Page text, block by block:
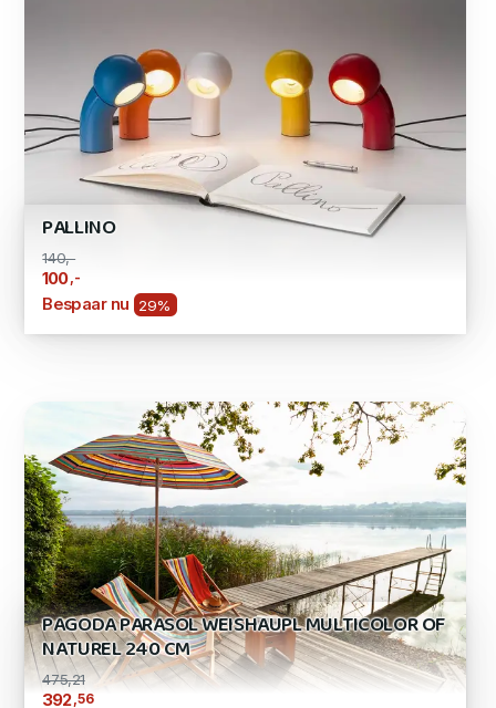
PALLINO
140,-
100,-
Bespaar nu 29%
PAGODA PARASOL WEISHAUPL MULTICOLOR OF
NATUREL 240 CM
475,21
392,56